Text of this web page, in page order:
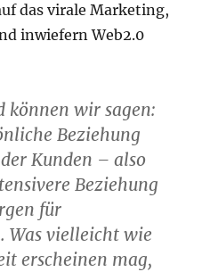
das virale Marketing,
inwiefern Web2.0
können wir sagen:
Beziehung
Kunden – also
Beziehung
für
Was vielleicht wie
erscheinen mag,